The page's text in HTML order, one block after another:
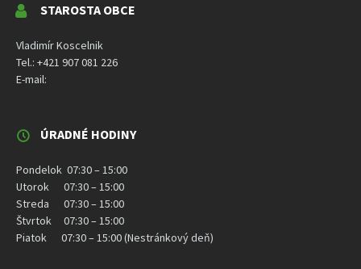
STAROSTA OBCE
Vladimír Koscelnik
Tel.: +421 907 081 226
E-mail:
ÚRADNÉ HODINY
Pondelok 07:30 – 15:00
Utorok 07:30 – 15:00
Streda 07:30 – 15:00
Štvrtok 07:30 – 15:00
Piatok 07:30 – 15:00 (Nestránkový deň)